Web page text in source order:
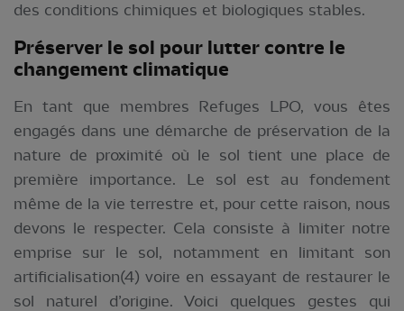
des conditions chimiques et biologiques stables.
Préserver le sol pour lutter contre le
changement climatique
En tant que membres Refuges LPO, vous êtes
engagés dans une démarche de préservation de la
nature de proximité où le sol tient une place de
première importance. Le sol est au fondement
même de la vie terrestre et, pour cette raison, nous
devons le respecter. Cela consiste à limiter notre
emprise sur le sol, notamment en limitant son
artificialisation(4) voire en essayant de restaurer le
sol naturel d’origine. Voici quelques gestes qui